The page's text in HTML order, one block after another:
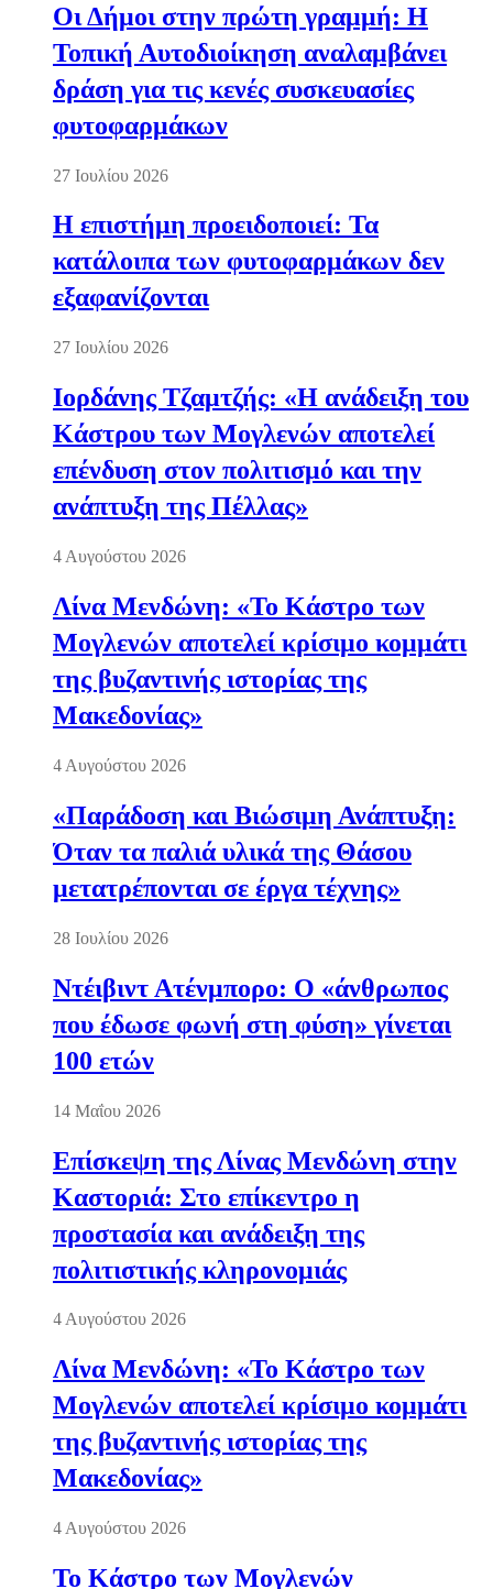
Οι Δήμοι στην πρώτη γραμμή: Η
Τοπική Αυτοδιοίκηση αναλαμβάνει
δράση για τις κενές συσκευασίες
φυτοφαρμάκων
27 Ιουλίου 2026
Η επιστήμη προειδοποιεί: Τα
κατάλοιπα των φυτοφαρμάκων δεν
εξαφανίζονται
27 Ιουλίου 2026
Ιορδάνης Τζαμτζής: «Η ανάδειξη του
Κάστρου των Μογλενών αποτελεί
επένδυση στον πολιτισμό και την
ανάπτυξη της Πέλλας»
4 Αυγούστου 2026
Λίνα Μενδώνη: «Το Κάστρο των
Μογλενών αποτελεί κρίσιμο κομμάτι
της βυζαντινής ιστορίας της
Μακεδονίας»
4 Αυγούστου 2026
«Παράδοση και Βιώσιμη Ανάπτυξη:
Όταν τα παλιά υλικά της Θάσου
μετατρέπονται σε έργα τέχνης»
28 Ιουλίου 2026
Ντέιβιντ Ατένμπορο: Ο «άνθρωπος
που έδωσε φωνή στη φύση» γίνεται
100 ετών
14 Μαΐου 2026
Επίσκεψη της Λίνας Μενδώνη στην
Καστοριά: Στο επίκεντρο η
προστασία και ανάδειξη της
πολιτιστικής κληρονομιάς
4 Αυγούστου 2026
Λίνα Μενδώνη: «Το Κάστρο των
Μογλενών αποτελεί κρίσιμο κομμάτι
της βυζαντινής ιστορίας της
Μακεδονίας»
4 Αυγούστου 2026
Το Κάστρο των Μογλενών